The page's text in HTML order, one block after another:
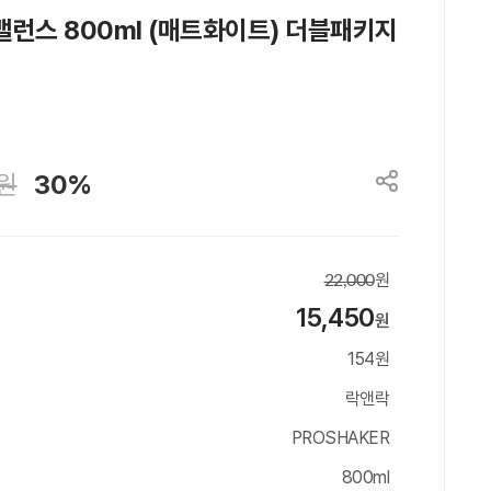
런스 800ml (매트화이트) 더블패키지
30%
22,000원
15,450원
154원
락앤락
PROSHAKER
800ml